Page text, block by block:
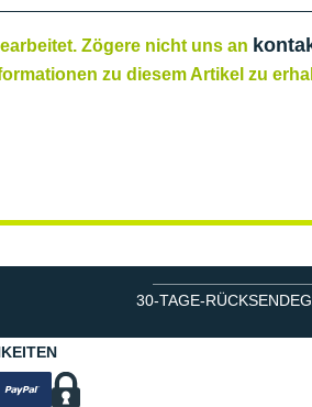
Zögere nicht uns an
zu diesem Artikel zu
30-TAGE-